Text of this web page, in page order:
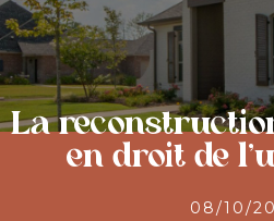
La
en droit de
08/10/